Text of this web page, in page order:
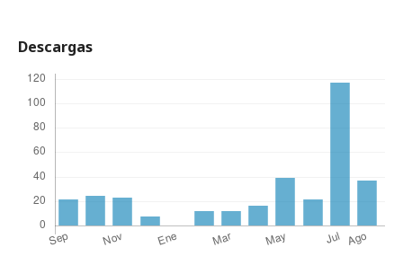
Descargas